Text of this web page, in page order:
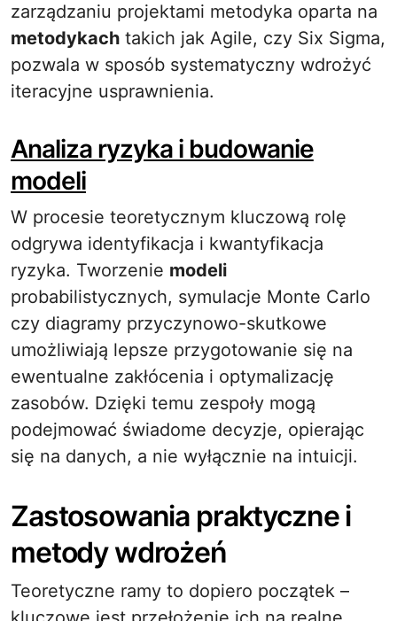
zarządzaniu projektami metodyka oparta na
metodykach takich jak Agile, czy Six Sigma,
pozwala w sposób systematyczny wdrożyć
iteracyjne usprawnienia.
Analiza ryzyka i budowanie
modeli
W procesie teoretycznym kluczową rolę
odgrywa identyfikacja i kwantyfikacja
ryzyka. Tworzenie modeli
probabilistycznych, symulacje Monte Carlo
czy diagramy przyczynowo-skutkowe
umożliwiają lepsze przygotowanie się na
ewentualne zakłócenia i optymalizację
zasobów. Dzięki temu zespoły mogą
podejmować świadome decyzje, opierając
się na danych, a nie wyłącznie na intuicji.
Zastosowania praktyczne i
metody wdrożeń
Teoretyczne ramy to dopiero początek –